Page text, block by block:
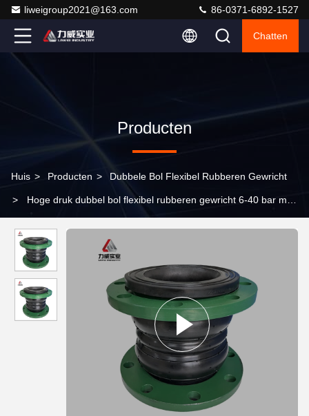
liweigroup2021@163.com 86-0371-6892-1527
Chatten
Producten
Huis > Producten > Dubbele Bol Flexibel Rubberen Gewricht
> Hoge druk dubbel bol flexibel rubberen gewricht 6-40 bar met